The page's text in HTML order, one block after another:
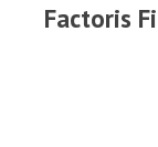
Factoris